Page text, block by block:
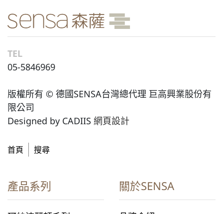
TEL
05-5846969
版權所有 © 德國SENSA台灣總代理 巨高興業股份有
限公司
Designed by CADIIS 網頁設計
首頁 搜尋
產品系列 關於SENSA